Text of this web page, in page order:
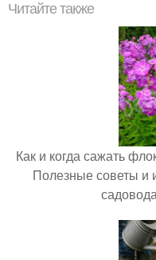
Читайте также
Как и когда сажать
Полезные советы и